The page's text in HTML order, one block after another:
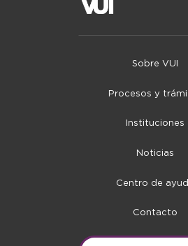
Sobre VUI
Procesos y
Instituciones
Noticias
Centro de
Contacto